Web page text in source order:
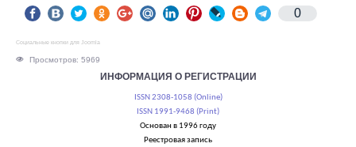
0
Социальные кнопки для Joomla
Просмотров: 5969
ИНФОРМАЦИЯ О РЕГИСТРАЦИИ
ISSN 2308-1058 (Online)
ISSN 1991-9468 (Print)
Основан в 1996 году
Реестровая запись